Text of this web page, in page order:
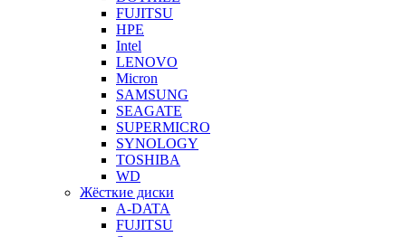
FUJITSU
HPE
Intel
LENOVO
Micron
SAMSUNG
SEAGATE
SUPERMICRO
SYNOLOGY
TOSHIBA
WD
Жёсткие диски
A-DATA
FUJITSU